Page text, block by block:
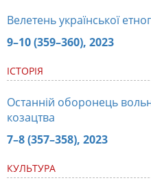
Велетень української
9–10 (359–360), 2023
ІСТОРІЯ
Останній оборонець
козацтва
7–8 (357–358), 2023
КУЛЬТУРА